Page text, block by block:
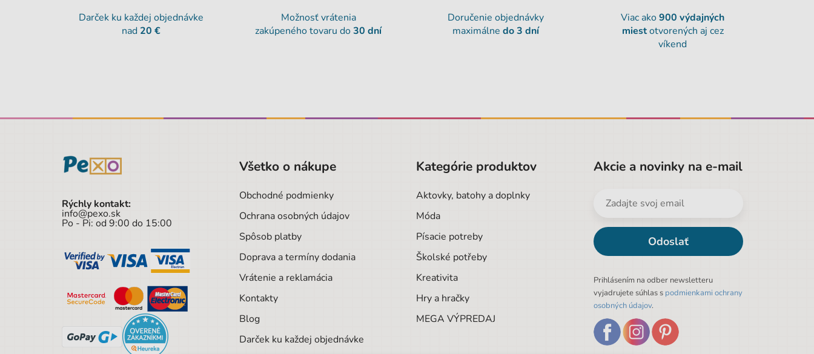
Darček ku každej objednávke
nad 20 €
Možnosť vrátenia
zakúpeného tovaru do30 dní
Doručenie objednávky
maximálne do 3 dní
Viac ako900výdajných
miestotvorených aj cez
víkend
Rýchly kontakt:
info@pexo.sk
Po - Pi: od 9:00 do 15:00
Všetko o nákupe
Obchodné podmienky
Ochrana osobných údajov
Spôsob platby
Doprava a termíny dodania
Vrátenie a reklamácia
Kontakty
Blog
Darček ku každej objednávke
Kategórie produktov
Aktovky, batohy a doplnky
Móda
Písacie potreby
Školské potřeby
Kreativita
Hry a hračky
MEGA VÝPREDAJ
Akcie a novinky na e-mail
Odoslať
Prihlásením na odber newsletteru
vyjadrujete súhlas s podmienkami ochrany
osobných údajov.